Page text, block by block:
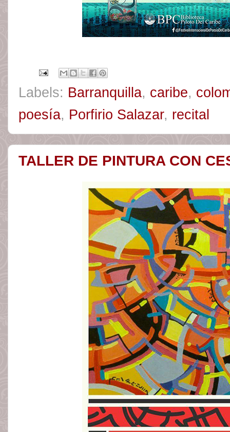
Labels: Barranquilla, caribe,
poesía, Porfirio Salazar, recital
TALLER DE PINTURA CON